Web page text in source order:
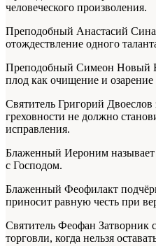
человеческого произволения.
Преподобный Анастасий
отождествление одного
Преподобный Симеон Новый
плод как очищение и
Святитель Григорий Двоеслов
греховности не должно
исправления.
Блаженный Иероним
с Господом.
Блаженный Феофилакт
приносит равную честь при
Святитель Феофан Затворник
торговли, когда нельзя